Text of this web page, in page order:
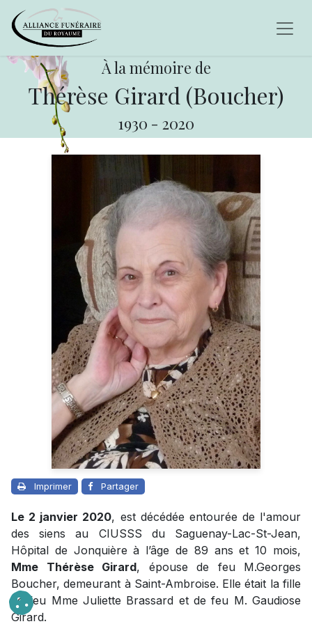
À la mémoire de
Thérèse Girard (Boucher)
1930 - 2020
Imprimer Partager
Le 2 janvier 2020, est décédée entourée de l'amour
des siens au CIUSSS du Saguenay-Lac-St-Jean,
Hôpital de Jonquière à l’âge de 89 ans et 10 mois,
Mme Thérèse Girard, épouse de feu M.Georges
Boucher, demeurant à Saint-Ambroise. Elle était la fille
de feu Mme Juliette Brassard et de feu M. Gaudiose
Girard.